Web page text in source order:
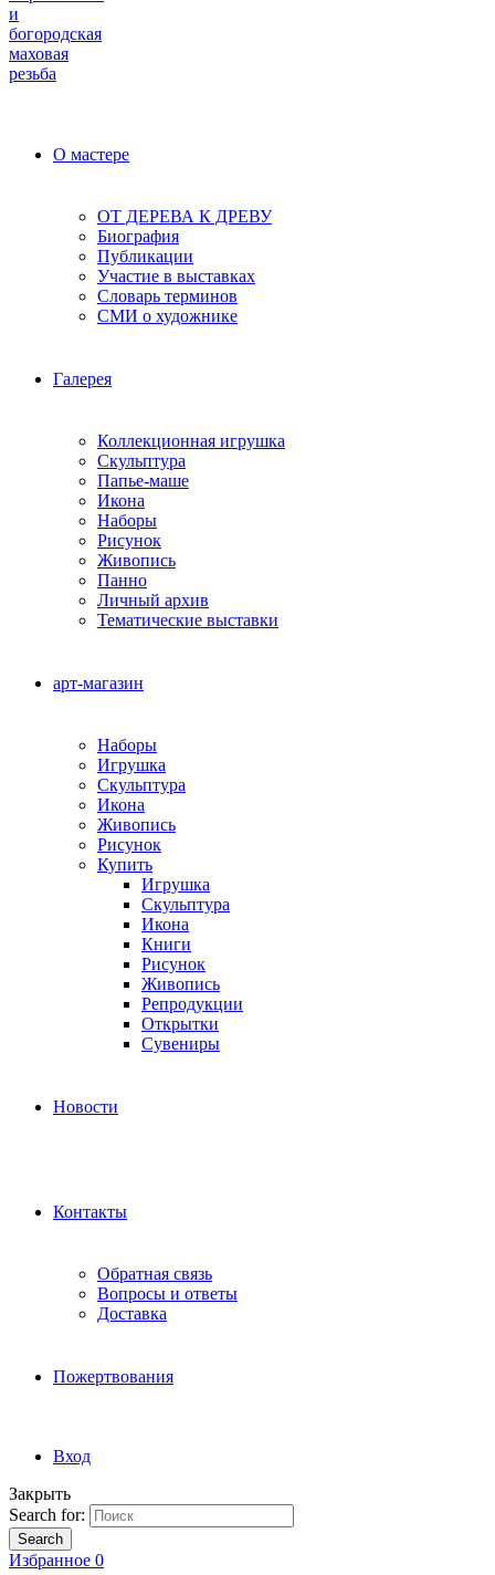
О мастере
ОТ ДЕРЕВА К ДРЕВУ
Биография
Публикации
Участие в выставках
Словарь терминов
СМИ о художнике
Галерея
Коллекционная игрушка
Скульптура
Папье-маше
Икона
Наборы
Рисунок
Живопись
Панно
Личный архив
Тематические выставки
арт-магазин
Наборы
Игрушка
Скульптура
Икона
Живопись
Рисунок
Купить
Игрушка
Скульптура
Икона
Книги
Рисунок
Живопись
Репродукции
Открытки
Сувениры
Новости
Контакты
Обратная связь
Вопросы и ответы
Доставка
Пожертвования
Вход
Закрыть
Search for:
Search
Избранное 0